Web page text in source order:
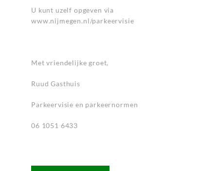
U kunt uzelf opgeven via
www.nijmegen.nl/parkeervisie
Met vriendelijke groet,
Ruud Gasthuis
Parkeervisie en parkeernormen
06 1051 6433